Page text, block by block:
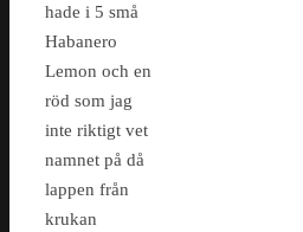
hade i 5 små
Habanero
Lemon och en
röd som jag
inte riktigt vet
namnet på då
lappen från
krukan